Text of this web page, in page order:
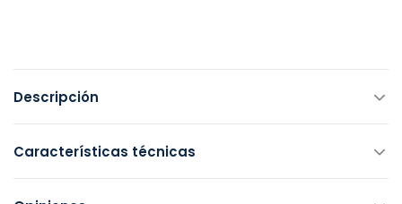
Descripción
Características técnicas